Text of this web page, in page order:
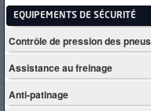
EQUIPEMENTS DE SÉCURITÉ
Contrôle de pression des pneus
Assistance au freinage
Anti-patinage